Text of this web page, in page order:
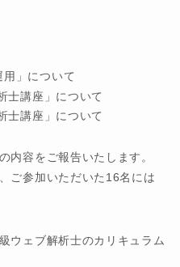
用」について
士講座」について
士講座」について
内容をご報告いたします。
ご参加いただいた16名には
ウェブ解析士のカリキュラム